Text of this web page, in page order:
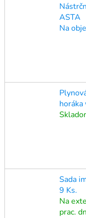
ASTA
Na
Sada
9 Ks.
Na
prac.